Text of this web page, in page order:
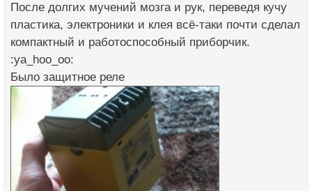
После долгих мучений мозга и рук, переведя кучу
пластика, электроники и клея всё-таки почти сделал
компактный и работоспособный приборчик.
:ya_hoo_oo:
Было защитное реле